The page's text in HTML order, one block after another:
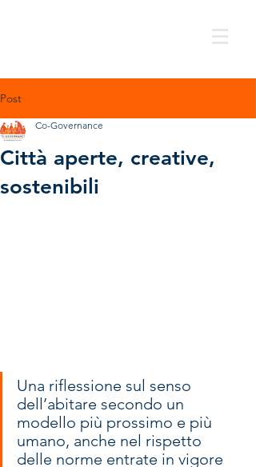
Post
Città aperte, creative,
sostenibili
Co-Governance
Una riflessione sul senso
dell’abitare secondo un
modello più prossimo e più
umano, anche nel rispetto
delle norme entrate in vigore